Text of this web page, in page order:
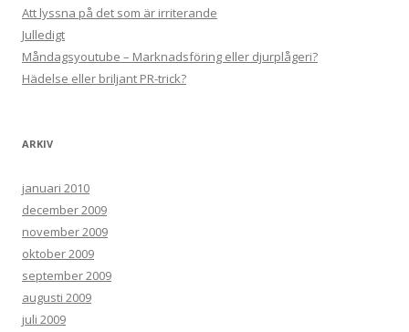
Att lyssna på det som är irriterande
Julledigt
Måndagsyoutube – Marknadsföring eller djurplågeri?
Hädelse eller briljant PR-trick?
ARKIV
januari 2010
december 2009
november 2009
oktober 2009
september 2009
augusti 2009
juli 2009